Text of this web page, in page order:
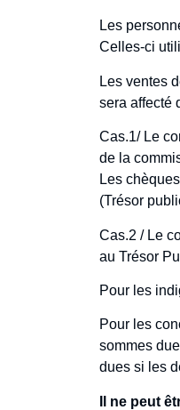
Les
Celles-ci
Les ventes
sera affecté
Cas.1/ Le
de la
Les
(Trésor
Cas.2 / Le
au Trésor
Pour les
Pour les
sommes
dues si les
Il ne peut